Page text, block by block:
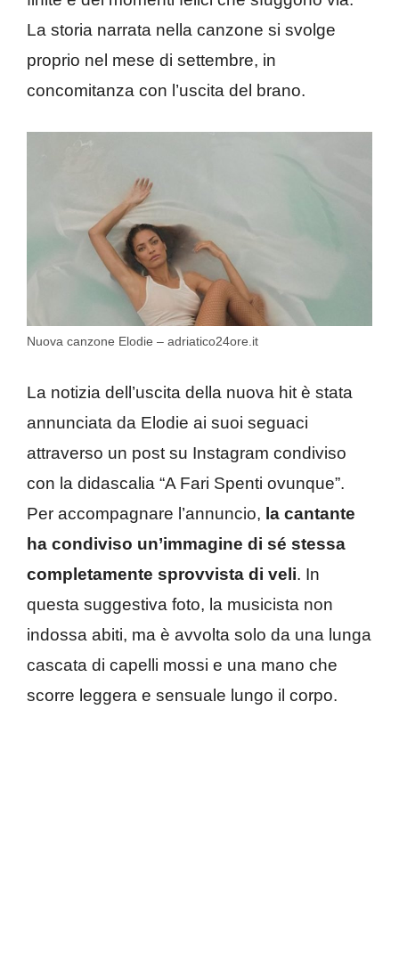
La storia narrata nella canzone si svolge
proprio nel mese di settembre, in
concomitanza con l’uscita del brano.
Nuova canzone Elodie – adriatico24ore.it
La notizia dell’uscita della nuova hit è stata
annunciata da Elodie ai suoi seguaci
attraverso un post su Instagram condiviso
con la didascalia “A Fari Spenti ovunque”.
Per accompagnare l’annuncio, la cantante
ha condiviso un’immagine di sé stessa
completamente sprovvista di veli. In
questa suggestiva foto, la musicista non
indossa abiti, ma è avvolta solo da una lunga
cascata di capelli mossi e una mano che
scorre leggera e sensuale lungo il corpo.